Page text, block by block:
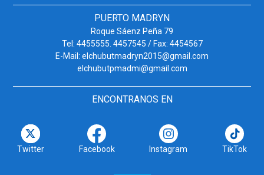
PUERTO MADRYN
Roque Sáenz Peña 79
Tel: 4455555. 4457545 / Fax: 4454567
E-Mail: elchubutmadryn2015@gmail.com
elchubutpmadmi@gmail.com
ENCONTRANOS EN
Twitter Facebook Instagram TikTok